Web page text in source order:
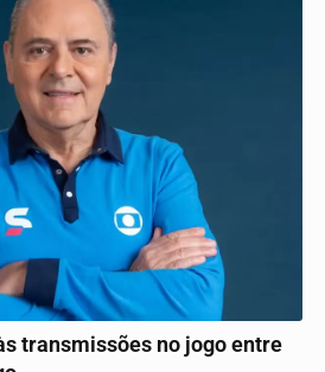
transmissões no jogo entre